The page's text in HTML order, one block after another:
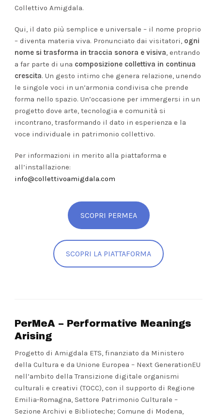
Collettivo Amigdala.
Qui, il dato più semplice e universale – il nome proprio
– diventa materia viva. Pronunciato dai visitatori, ogni
nome si trasforma in traccia sonora e visiva, entrando
a far parte di una composizione collettiva in continua
crescita. Un gesto intimo che genera relazione, unendo
le singole voci in un’armonia condivisa che prende
forma nello spazio. Un’occasione per immergersi in un
progetto dove arte, tecnologia e comunità si
incontrano, trasformando il dato in esperienza e la
voce individuale in patrimonio collettivo.
Per informazioni in merito alla piattaforma e
all’installazione:
info@collettivoamigdala.com
SCOPRI PERMEA
SCOPRI LA PIATTAFORMA
PerMeA – Performative Meanings
Arising
Progetto di Amigdala ETS, finanziato da Ministero
della Cultura e da Unione Europea – Next GenerationEU
nell’ambito della Transizione digitale organismi
culturali e creativi (TOCC), con il supporto di Regione
Emilia-Romagna, Settore Patrimonio Culturale –
Sezione Archivi e Biblioteche; Comune di Modena,